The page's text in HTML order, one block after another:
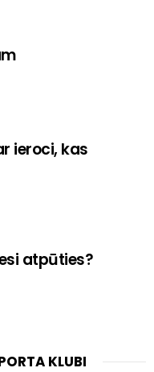
ieroci, kas
atpūties?
KLUBI